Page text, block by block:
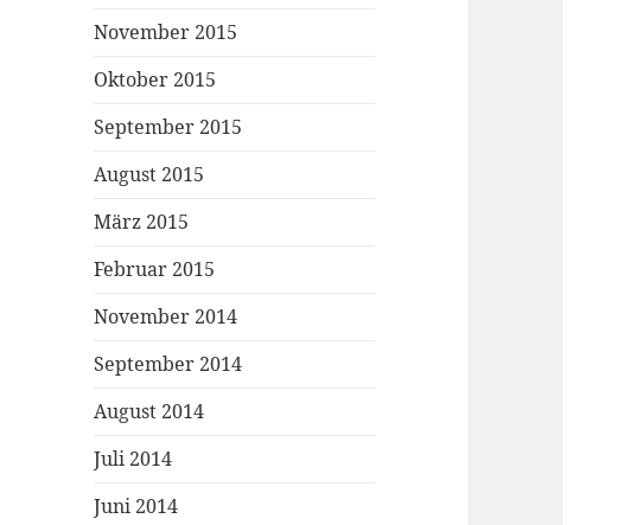
November 2015
Oktober 2015
September 2015
August 2015
März 2015
Februar 2015
November 2014
September 2014
August 2014
Juli 2014
Juni 2014